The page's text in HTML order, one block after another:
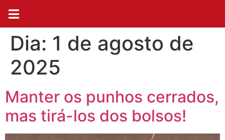
Dia: 1 de agosto de
2025
Manter os punhos cerrados,
mas tirá-los dos bolsos!